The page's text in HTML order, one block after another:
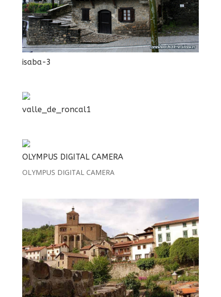
isaba-3
valle_de_roncal1
OLYMPUS DIGITAL CAMERA
OLYMPUS DIGITAL CAMERA